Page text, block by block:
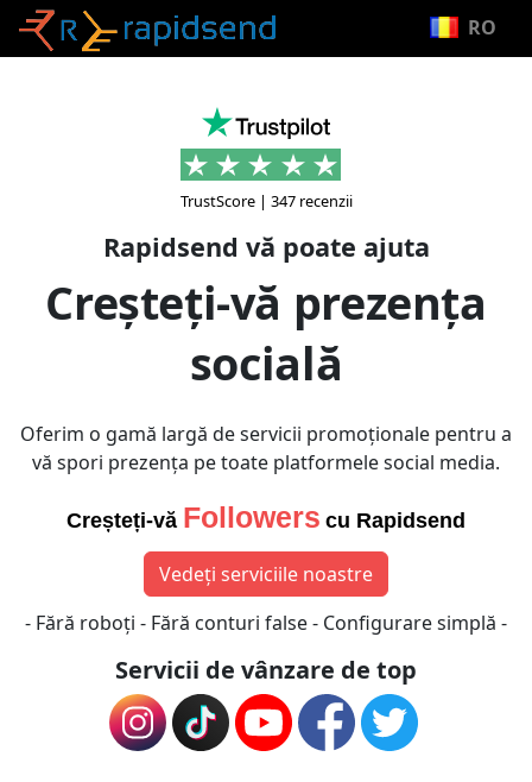
RO
TrustScore | 347 recenzii
Rapidsend vă poate ajuta
Creșteți-vă prezența
socială
Oferim o gamă largă de servicii promoționale pentru a
vă spori prezența pe toate platformele social media.
Creșteți-văLikes cu Rapidsend
Vedeți serviciile noastre
- Fără roboți - Fără conturi false - Configurare simplă -
Servicii de vânzare de top